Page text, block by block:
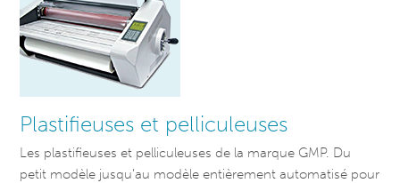
Plastifieuses et pelliculeuses
Les plastifieuses et pelliculeuses de la marque GMP. Du
petit modèle jusqu’au modèle entièrement automatisé pour